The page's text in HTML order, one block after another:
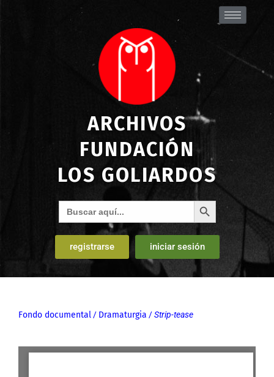
ARCHIVOS
FUNDACIÓN
LOS GOLIARDOS
Buscar: Botón de búsqueda
registrarse iniciar sesión
Fondo documental/ Dramaturgia /Strip-tease